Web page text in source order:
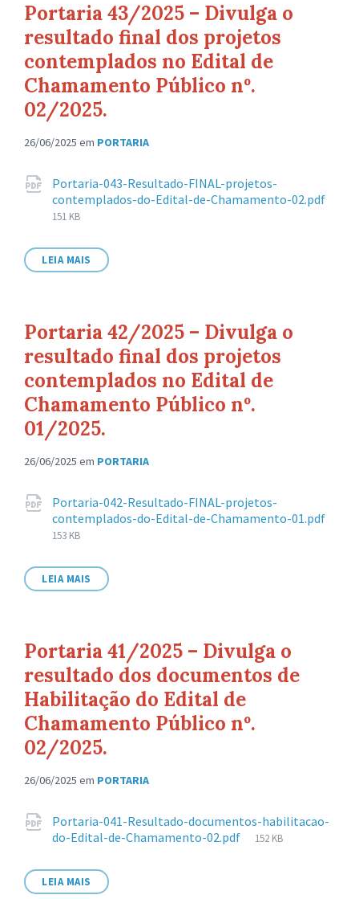
Portaria 43/2025 – Divulga o
resultado final dos projetos
contemplados no Edital de
Chamamento Público nº.
02/2025.
26/06/2025 em PORTARIA
Anexos
Portaria-043-Resultado-FINAL-projetos-
contemplados-do-Edital-de-Chamamento-02.pdf
Tamanho
arquivo:
151 KB
LEIA MAIS
Portaria 42/2025 – Divulga o
resultado final dos projetos
contemplados no Edital de
Chamamento Público nº.
01/2025.
26/06/2025 em PORTARIA
Anexos
Portaria-042-Resultado-FINAL-projetos-
contemplados-do-Edital-de-Chamamento-01.pdf
Tamanho
arquivo:
153 KB
LEIA MAIS
Portaria 41/2025 – Divulga o
resultado dos documentos de
Habilitação do Edital de
Chamamento Público nº.
02/2025.
26/06/2025 em PORTARIA
Anexos
Portaria-041-Resultado-documentos-habilitacao-
do-Edital-de-Chamamento-02.pdf
Tamanho
152 KB
LEIA MAIS